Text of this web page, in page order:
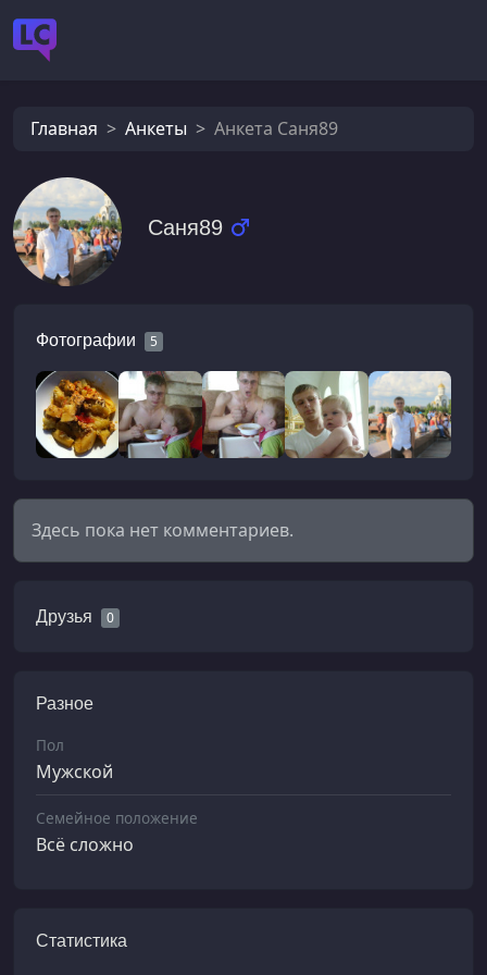
Главная Анкеты Анкета Саня89
Саня89
Фотографии 5
Здесь пока нет комментариев.
Друзья 0
Разное
Пол
Мужской
Семейное положение
Всё сложно
Статистика